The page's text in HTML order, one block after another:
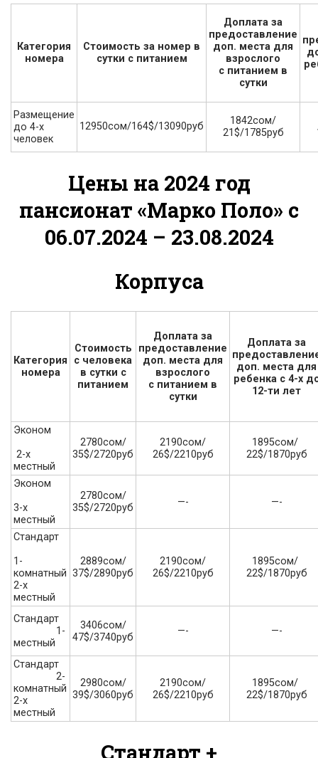
Категория
номера
Стоимость за номер в
сутки с питанием
Доплата за
предоставление
доп. места для
взрослого
с питанием в
сутки
Размещение
до 4-х
человек
12950сом/164$/13090руб
1842сом/
21$/1785руб
Цены на 2024 год
пансионат «Марко Поло» с
06.07.2024 – 23.08.2024
Корпуса
Категория
номера
Стоимость
с человека
в сутки с
питанием
Доплата за
предоставление
доп. места для
взрослого
с питанием в
сутки
Доплата за
доп. места для
ребенка с 4-х
12-ти лет
Эконом
2-х
местный
2780сом/
35$/2720руб
2190сом/
26$/2210руб
1895сом/
22$/1870руб
Эконом
3-х
местный
2780сом/
35$/2720руб
—- —-
Стандарт
1-
комнатный
2-х
местный
2889сом/
37$/2890руб
2190сом/
26$/2210руб
1895сом/
22$/1870руб
Стандарт
1-
местный
3406сом/
47$/3740руб
—- —-
Стандарт
2-
комнатный
2-х
местный
2980сом/
39$/3060руб
2190сом/
26$/2210руб
1895сом/
22$/1870руб
Стандарт +